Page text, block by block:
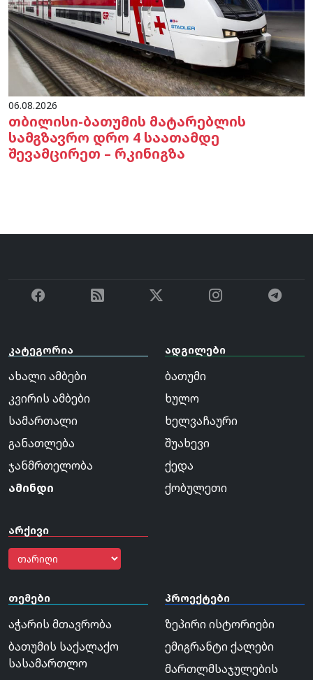
06.08.2026
თბილისი-ბათუმის მატარებლის
სამგზავრო დრო 4 საათამდე
შევამცირეთ – რკინიგზა
კატეგორია
ახალი ამბები
კვირის ამბები
სამართალი
განათლება
ჯანმრთელობა
ამინდი
არქივი
ადგილები
ბათუმი
ხულო
ხელვაჩაური
შუახევი
ქედა
ქობულეთი
თემები
აჭარის მთავრობა
ბათუმის საქალაქო
სასამართლო
პროექტები
ზეპირი ისტორიები
ემიგრანტი ქალები
მართლმსაჯულების